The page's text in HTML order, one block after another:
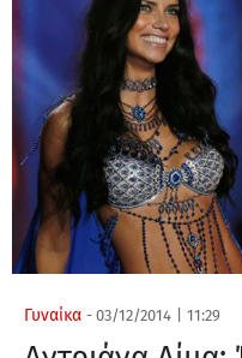
Γυναίκα - 03/12/2014 11:29